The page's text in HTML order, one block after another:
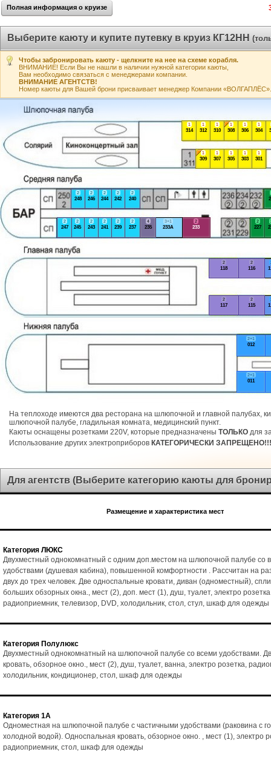
Полная информация о круизе
Выберите каюту и купите путевку в круиз КГ12НН
Чтобы забронировать каюту - щелкните на нее на схеме корабля.
ВНИМАНИЕ! Если Вы не нашли в наличии нужной категории каюты,
Вам необходимо связаться с менеджерами компании.
ВНИМАНИЕ АГЕНТСТВ!
Номер каюты для Вашей брони присваивает менеджер Компании «ВОЛГАПЛЁС».
2+1
011
2+1
012
2
115
2
116
2
117
2
118
2
227
2
233
3+1
233А
4
235
2
237
2
239
2
240
2
241
2
242
2
243
2
244
2
245
2
246
2
247
2
248
1
301
1
303
1
304
1
305
1
306
1
307
1
308
1
309
1
310
1
312
1
314
На теплоходе имеются два ресторана на шлюпочной и главной палубах,
шлюпочной палубе, гладильная комната, медицинский пункт.
Каюты оснащены розетками 220V, которые предназначены ТОЛЬКО для
Использование других электроприборов КАТЕГОРИЧЕСКИ ЗАПРЕЩЕНО!!!
Для агентств (Выберите категорию каюты для
Размещение и характеристика мест
Категория ЛЮКС
Двухместный однокомнатный с одним доп.местом на шлюпочной палубе со
удобствами (душевая кабина), повышенной комфортности . Рассчитан на
двух до трех человек. Две односпальные кровати, диван (одноместный),
больших обзорных окна., мест (2), доп. мест (1), душ, туалет, электро
радиоприемник, телевизор, DVD, холодильник, стол, стул, шкаф для одежды
Категория Полулюкс
Двухместный однокомнатный на шлюпочной палубе со всеми удобствами.
кровать, обзорное окно., мест (2), душ, туалет, ванна, электро розетка,
холодильник, кондиционер, стол, шкаф для одежды
Категория 1А
Одноместная на шлюпочной палубе с частичными удобствами (раковина с
холодной водой). Односпальная кровать, обзорное окно. , мест (1), электро
радиоприемник, стол, шкаф для одежды